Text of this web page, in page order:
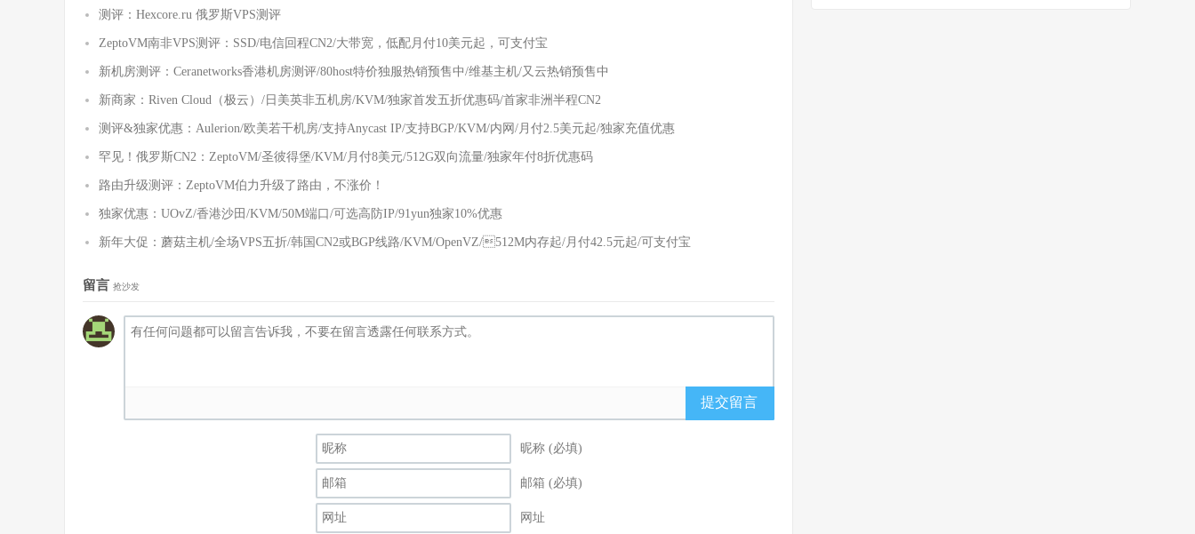
测评：Hexcore.ru 俄罗斯VPS测评
ZeptoVM南非VPS测评：SSD/电信回程CN2/大带宽，低配月付10美元起，可支付宝
新机房测评：Ceranetworks香港机房测评/80host特价独服热销预售中/维基主机/又云热销预售中
新商家：Riven Cloud（极云）/日美英非五机房/KVM/独家首发五折优惠码/首家非洲半程CN2
测评&独家优惠：Aulerion/欧美若干机房/支持Anycast IP/支持BGP/KVM/内网/月付2.5美元起/独家充值优惠
罕见！俄罗斯CN2：ZeptoVM/圣彼得堡/KVM/月付8美元/512G双向流量/独家年付8折优惠码
路由升级测评：ZeptoVM伯力升级了路由，不涨价！
独家优惠：UOvZ/香港沙田/KVM/50M端口/可选高防IP/91yun独家10%优惠
新年大促：蘑菇主机/全场VPS五折/韩国CN2或BGP线路/KVM/OpenVZ/512M内存起/月付42.5元起/可支付宝
留言 抢沙发
提交留言
昵称 (必填)
邮箱 (必填)
网址